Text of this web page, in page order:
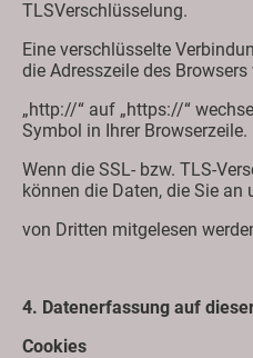
TLSVerschlüsselung.
Eine verschlüsselte
die Adresszeile des Browsers
„http://“ auf „https://“
Symbol in Ihrer Browserzeile.
Wenn die SSL- bzw. TLS-
können die Daten, die Sie
von Dritten mitgelesen
4. Datenerfassung auf
Cookies